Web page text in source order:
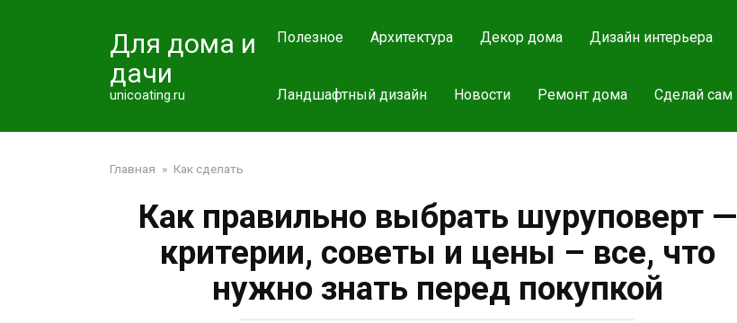
Для дома и
дачи
unicoating.ru
Полезное Архитектура Декор дома Дизайн интерьера
Ландшафтный дизайн Новости Ремонт дома Сделай сам
Главная » Как сделать
Как правильно выбрать шуруповерт —
критерии, советы и цены – все, что
нужно знать перед покупкой